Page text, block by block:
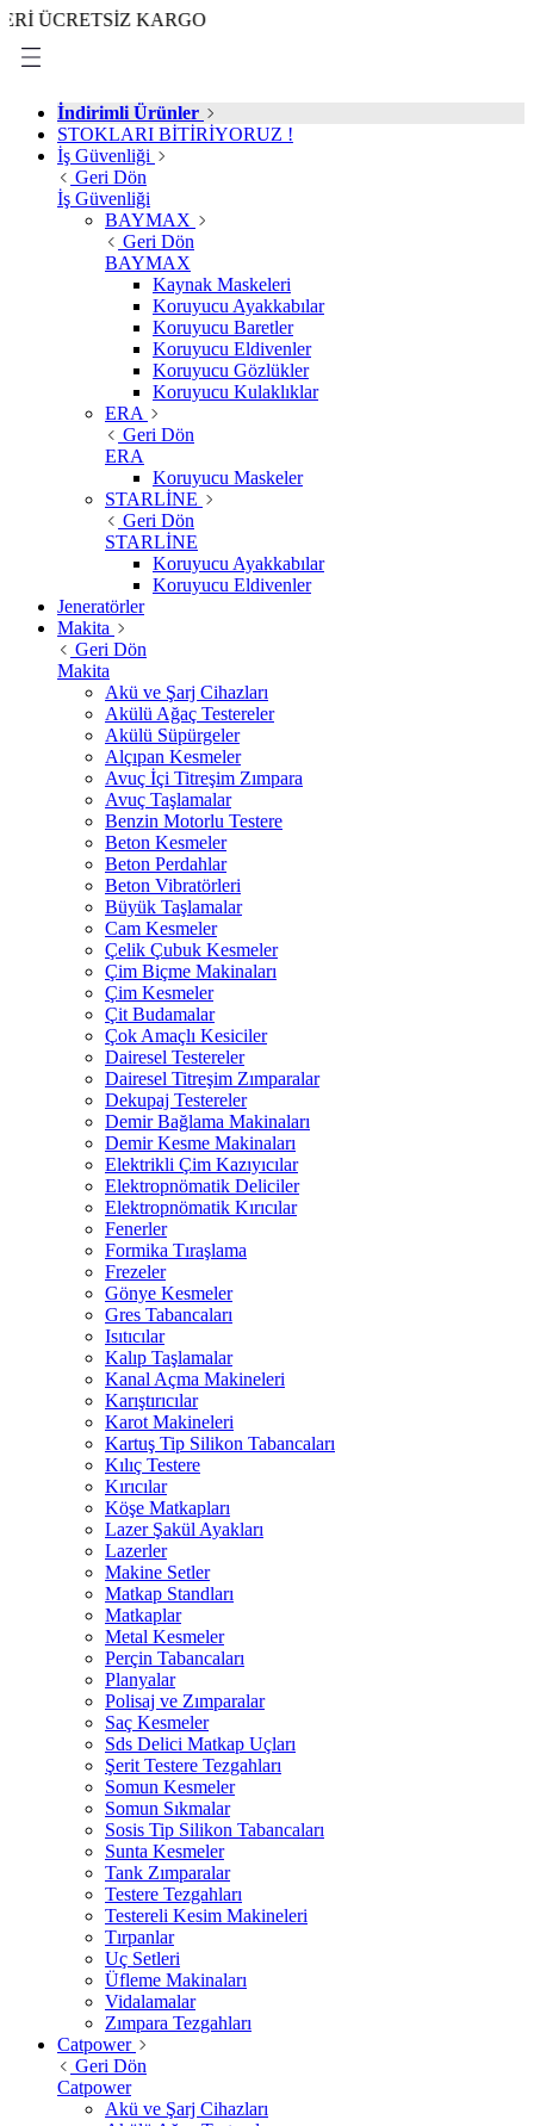
KARGO
İndirimli Ürünler
STOKLARI BİTİRİYORUZ !
İş Güvenliği
Geri Dön
İş Güvenliği
BAYMAX
Geri Dön
BAYMAX
Kaynak Maskeleri
Koruyucu Ayakkabılar
Koruyucu Baretler
Koruyucu Eldivenler
Koruyucu Gözlükler
Koruyucu Kulaklıklar
ERA
Geri Dön
ERA
Koruyucu Maskeler
STARLİNE
Geri Dön
STARLİNE
Koruyucu Ayakkabılar
Koruyucu Eldivenler
Jeneratörler
Makita
Geri Dön
Makita
Akü ve Şarj Cihazları
Akülü Ağaç Testereler
Akülü Süpürgeler
Alçıpan Kesmeler
Avuç İçi Titreşim Zımpara
Avuç Taşlamalar
Benzin Motorlu Testere
Beton Kesmeler
Beton Perdahlar
Beton Vibratörleri
Büyük Taşlamalar
Cam Kesmeler
Çelik Çubuk Kesmeler
Çim Biçme Makinaları
Çim Kesmeler
Çit Budamalar
Çok Amaçlı Kesiciler
Dairesel Testereler
Dairesel Titreşim Zımparalar
Dekupaj Testereler
Demir Bağlama Makinaları
Demir Kesme Makinaları
Elektrikli Çim Kazıyıcılar
Elektropnömatik Deliciler
Elektropnömatik Kırıcılar
Fenerler
Formika Tıraşlama
Frezeler
Gönye Kesmeler
Gres Tabancaları
Isıtıcılar
Kalıp Taşlamalar
Kanal Açma Makineleri
Karıştırıcılar
Karot Makineleri
Kartuş Tip Silikon Tabancaları
Kılıç Testere
Kırıcılar
Köşe Matkapları
Lazer Şakül Ayakları
Lazerler
Makine Setler
Matkap Standları
Matkaplar
Metal Kesmeler
Perçin Tabancaları
Planyalar
Polisaj ve Zımparalar
Saç Kesmeler
Sds Delici Matkap Uçları
Şerit Testere Tezgahları
Somun Kesmeler
Somun Sıkmalar
Sosis Tip Silikon Tabancaları
Sunta Kesmeler
Tank Zımparalar
Testere Tezgahları
Testereli Kesim Makineleri
Tırpanlar
Uç Setleri
Üfleme Makinaları
Vidalamalar
Zımpara Tezgahları
Catpower
Geri Dön
Catpower
Akü ve Şarj Cihazları